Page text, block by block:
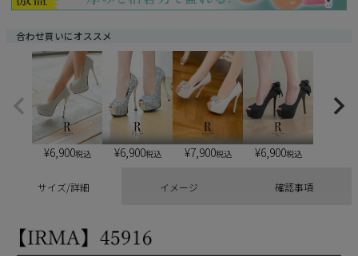
合わせ買いにオススメ
¥6,900税込 ¥6,900税込 ¥7,900税込 ¥6,900税込
サイズ/詳細 イメージ 確認事項